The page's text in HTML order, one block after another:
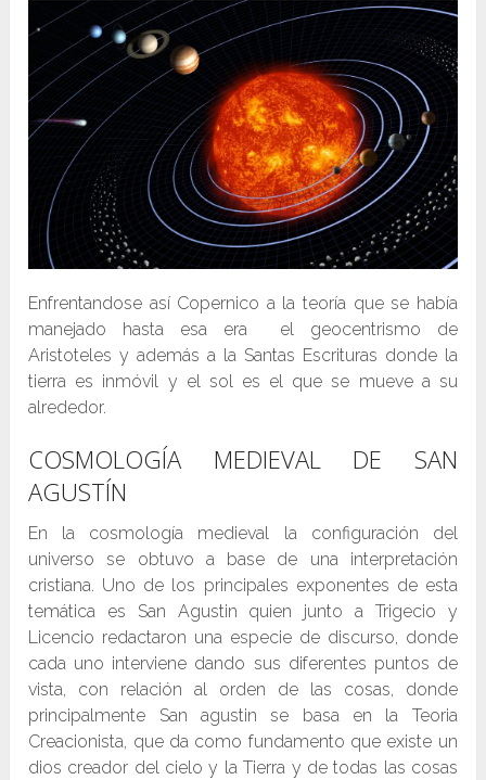
Enfrentandose así Copernico a la teoría que se había
manejado hasta esa era el geocentrismo de
Aristoteles y además a la Santas Escrituras donde la
tierra es inmóvil y el sol es el que se mueve a su
alrededor.
COSMOLOGÍA MEDIEVAL DE SAN
AGUSTÍN
En la cosmología medieval la configuración del
universo se obtuvo a base de una interpretación
cristiana. Uno de los principales exponentes de esta
temática es San Agustin quien junto a Trigecio y
Licencio redactaron una especie de discurso, donde
cada uno interviene dando sus diferentes puntos de
vista, con relación al orden de las cosas, donde
principalmente San agustin se basa en la Teoria
Creacionista, que da como fundamento que existe un
dios creador del cielo y la Tierra y de todas las cosas